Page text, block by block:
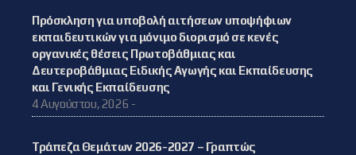
Πρόσκληση για υποβολή αιτήσεων υποψήφιων
εκπαιδευτικών για μόνιμο διορισμό σε κενές
οργανικές θέσεις Πρωτοβάθμιας και
Δευτεροβάθμιας Ειδικής Αγωγής και Εκπαίδευσης
και Γενικής Εκπαίδευσης
4 Αυγούστου, 2026 -
Τράπεζα Θεμάτων 2026-2027 – Γραπτώς